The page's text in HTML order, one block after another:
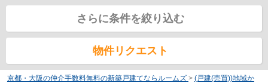
さらに条件を絞り込む
物件リクエスト
京都・大阪の仲介手数料無料の新築戸建てならルームズ > (戸建(売買))地域か